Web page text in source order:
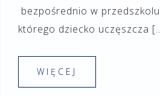
bezpośrednio w
którego dziecko uczęszcza
WIĘCEJ